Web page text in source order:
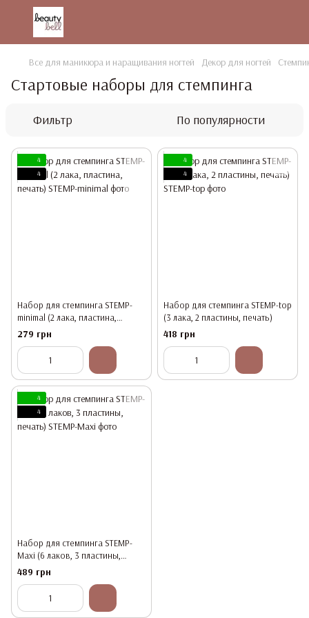
Все для маникюра и наращивания ногтей Декор для ногтей
Стартовые наборы для стемпинга
Фильтр По популярности
4
4
Набор для стемпинга STEMP-
minimal (2 лака, пластина,
печать)
279 грн
4
4
Набор для стемпинга STEMP-top
(3 лака, 2 пластины, печать)
418 грн
4
4
Набор для стемпинга STEMP-
Maxi (6 лаков, 3 пластины,
печать)
489 грн